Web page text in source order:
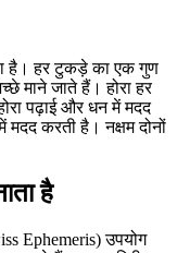
है। हर टुकड़े का एक गुण
माने जाते हैं। होरा हर
पढ़ाई और धन में मदद
करती है। नक्षम दोनों
है
Ephemeris) उपयोग